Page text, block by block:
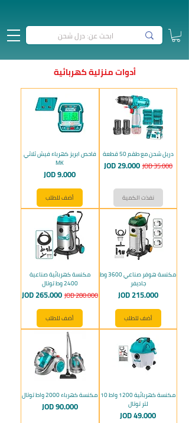
أدوات منزلية كهربائية
دريل شحن مع طقم 50 قطعة
سعر عادي
JOD 35.000سعر البيع
JOD 29.000
نفذت الكمية
فاحص ابريز كهرباء فيش ثلاثي
MK
السعر
JOD 9.000
أضف للطلب
مكنسة هوفر صناعي 3600 وط
جاديفر
السعر
JOD 215.000
أضف للطلب
مكنسة كهربائية صناعية
2400 وط توتال
سعر عادي
JOD 280.000سعر البيع
JOD 265.000
أضف للطلب
مكنسة كهربائية 1200 واط 10
لتر توتال
السعر
JOD 49.000
مكنسة كهرباء 2000 واط توتال
السعر
JOD 90.000